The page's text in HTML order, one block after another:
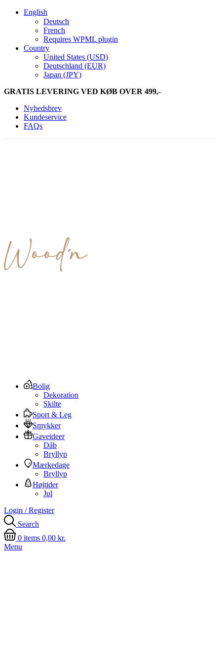
English
Deutsch
French
Requires WPML plugin
Country
United States (USD)
Deutschland (EUR)
Japan (JPY)
GRATIS LEVERING VED KØB OVER 499,-
Nyhedsbrev
Kundeservice
FAQs
Bolig
Dekoration
Skilte
Sport & Leg
Smykker
Gaveideer
Dåb
Bryllyp
Mærkedage
Bryllyp
Højtider
Jul
Login / Register
Search
0 items 0,00 kr.
Menu